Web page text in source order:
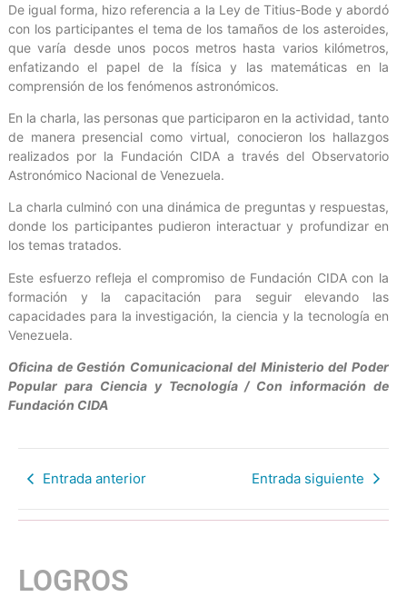
De igual forma, hizo referencia a la Ley de Titius-Bode y abordó
con los participantes el tema de los tamaños de los asteroides,
que varía desde unos pocos metros hasta varios kilómetros,
enfatizando el papel de la física y las matemáticas en la
comprensión de los fenómenos astronómicos.
En la charla, las personas que participaron en la actividad, tanto
de manera presencial como virtual, conocieron los hallazgos
realizados por la Fundación CIDA a través del Observatorio
Astronómico Nacional de Venezuela.
La charla culminó con una dinámica de preguntas y respuestas,
donde los participantes pudieron interactuar y profundizar en
los temas tratados.
Este esfuerzo refleja el compromiso de Fundación CIDA con la
formación y la capacitación para seguir elevando las
capacidades para la investigación, la ciencia y la tecnología en
Venezuela.
Oficina de Gestión Comunicacional del Ministerio del Poder
Popular para Ciencia y Tecnología / Con información de
Fundación CIDA
Entrada anterior Entrada siguiente
LOGROS